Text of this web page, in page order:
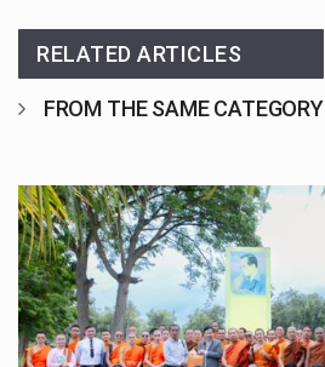
RELATED ARTICLES
FROM THE SAME CATEGORY